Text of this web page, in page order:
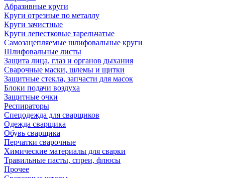
Абразивные круги
Круги отрезные по металлу
Круги зачистные
Круги лепестковые тарельчатые
Самозацепляемые шлифовальные круги
Шлифовальные листы
Защита лица, глаз и органов дыхания
Сварочные маски, шлемы и щитки
Защитные стекла, запчасти для масок
Блоки подачи воздуха
Защитные очки
Респираторы
Спецодежда для сварщиков
Одежда сварщика
Обувь сварщика
Перчатки сварочные
Химические материалы для сварки
Травильные пасты, спреи, флюсы
Прочее